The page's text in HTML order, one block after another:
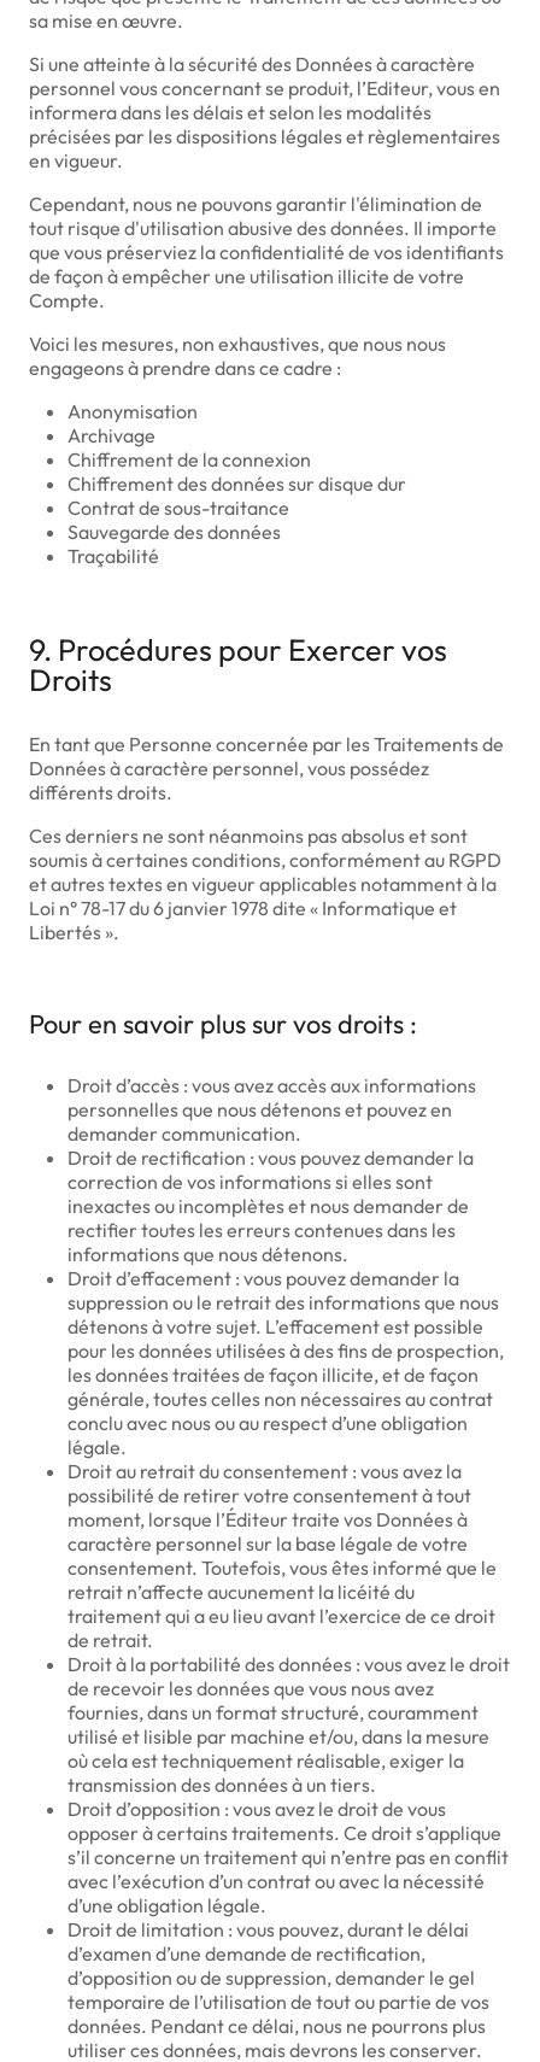
sa mise en œuvre.
Si une atteinte à la sécurité des Données à caractère
personnel vous concernant se produit, l’Editeur, vous en
informera dans les délais et selon les modalités
précisées par les dispositions légales et règlementaires
en vigueur.
Cependant, nous ne pouvons garantir l'élimination de
tout risque d'utilisation abusive des données. Il importe
que vous préserviez la confidentialité de vos identifiants
de façon à empêcher une utilisation illicite de votre
Compte.
Voici les mesures, non exhaustives, que nous nous
engageons à prendre dans ce cadre :
Anonymisation
Archivage
Chiffrement de la connexion
Chiffrement des données sur disque dur
Contrat de sous-traitance
Sauvegarde des données
Traçabilité
9. Procédures pour Exercer vos
Droits
En tant que Personne concernée par les Traitements de
Données à caractère personnel, vous possédez
différents droits.
Ces derniers ne sont néanmoins pas absolus et sont
soumis à certaines conditions, conformément au RGPD
et autres textes en vigueur applicables notamment à la
Loi n° 78-17 du 6 janvier 1978 dite « Informatique et
Libertés ».
Pour en savoir plus sur vos droits :
Droit d’accès : vous avez accès aux informations
personnelles que nous détenons et pouvez en
demander communication.
Droit de rectification : vous pouvez demander la
correction de vos informations si elles sont
inexactes ou incomplètes et nous demander de
rectifier toutes les erreurs contenues dans les
informations que nous détenons.
Droit d’effacement : vous pouvez demander la
suppression ou le retrait des informations que nous
détenons à votre sujet. L’effacement est possible
pour les données utilisées à des fins de prospection,
les données traitées de façon illicite, et de façon
générale, toutes celles non nécessaires au contrat
conclu avec nous ou au respect d’une obligation
légale.
Droit au retrait du consentement : vous avez la
possibilité de retirer votre consentement à tout
moment, lorsque l’Éditeur traite vos Données à
caractère personnel sur la base légale de votre
consentement. Toutefois, vous êtes informé que le
retrait n’affecte aucunement la licéité du
traitement qui a eu lieu avant l’exercice de ce droit
de retrait.
Droit à la portabilité des données : vous avez le droit
de recevoir les données que vous nous avez
fournies, dans un format structuré, couramment
utilisé et lisible par machine et/ou, dans la mesure
où cela est techniquement réalisable, exiger la
transmission des données à un tiers.
Droit d’opposition : vous avez le droit de vous
opposer à certains traitements. Ce droit s’applique
s’il concerne un traitement qui n’entre pas en conflit
avec l’exécution d’un contrat ou avec la nécessité
d’une obligation légale.
Droit de limitation : vous pouvez, durant le délai
d’examen d’une demande de rectification,
d’opposition ou de suppression, demander le gel
temporaire de l’utilisation de tout ou partie de vos
données. Pendant ce délai, nous ne pourrons plus
utiliser ces données, mais devrons les conserver.